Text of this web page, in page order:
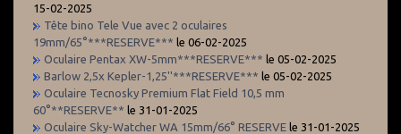
15-02-2025
Tête bino Tele Vue avec 2 oculaires
19mm/65°***RESERVE*** le 06-02-2025
Oculaire Pentax XW-5mm***RESERVE*** le 05-02-2025
Barlow 2,5x Kepler-1,25''***RESERVE*** le 05-02-2025
Oculaire Tecnosky Premium Flat Field 10,5 mm
60°**RESERVE** le 31-01-2025
Oculaire Sky-Watcher WA 15mm/66° RESERVE le 31-01-2025